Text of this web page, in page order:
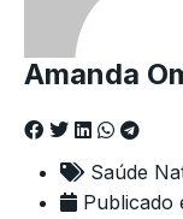
Amanda
Saúde
Publicado